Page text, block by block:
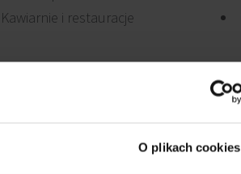
O plikach cookies
Kawiarnie i restauracje